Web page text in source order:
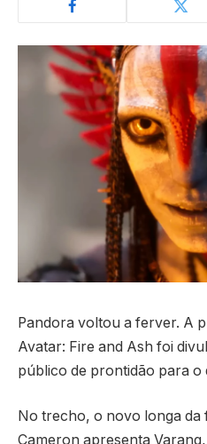
Pandora voltou a ferver. A
Avatar: Fire and Ash foi
público de prontidão para o
No trecho, o novo longa da
Cameron apresenta